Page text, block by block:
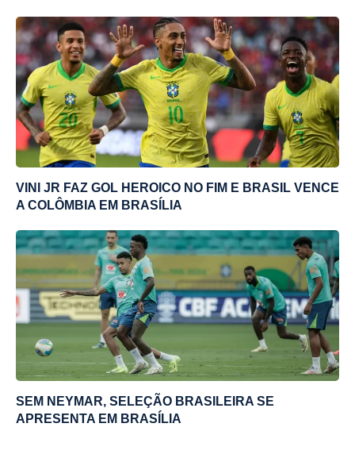
VINI JR FAZ GOL HEROICO NO FIM E BRASIL VENCE
A COLÔMBIA EM BRASÍLIA
SEM NEYMAR, SELEÇÃO BRASILEIRA SE
APRESENTA EM BRASÍLIA